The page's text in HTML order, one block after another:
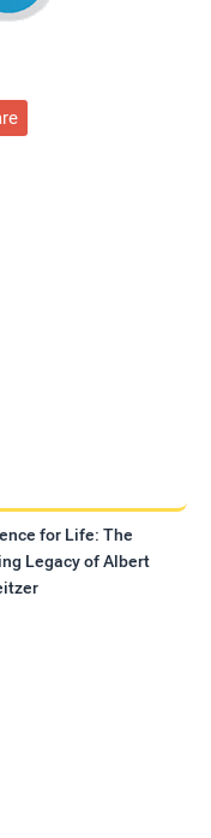
for Life: The
Legacy of Albert